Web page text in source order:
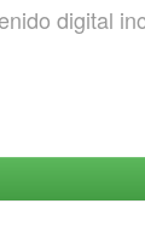
digital